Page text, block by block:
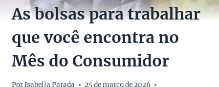
As bolsas para trabalhar
que você encontra no
Mês do Consumidor
PorIsabella Parada
25 de março de 2026